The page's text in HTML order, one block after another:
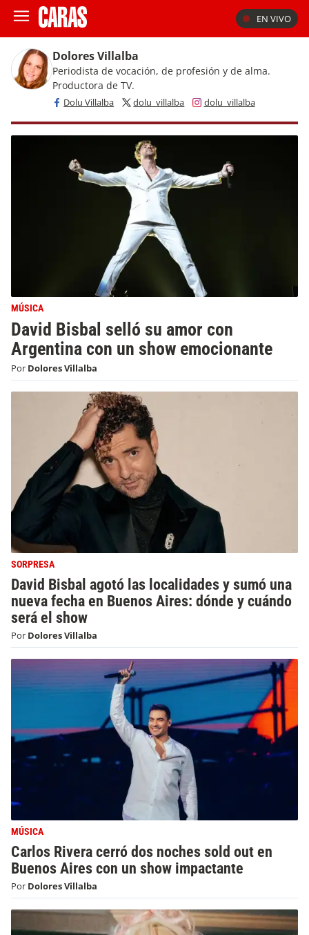
EN VIVO
Dolores Villalba
Periodista de vocación, de profesión y de alma.
Productora de TV.
Dolu Villalba dolu_villalba dolu_villalba
MÚSICA
David Bisbal selló su amor con
Argentina con un show emocionante
Por Dolores Villalba
SORPRESA
David Bisbal agotó las localidades y sumó una
nueva fecha en Buenos Aires: dónde y cuándo
será el show
Por Dolores Villalba
MÚSICA
Carlos Rivera cerró dos noches sold out en
Buenos Aires con un show impactante
Por Dolores Villalba